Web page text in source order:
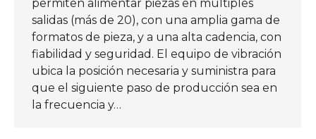
permiten alimentar piezas en múltiples
salidas (más de 20), con una amplia gama de
formatos de pieza, y a una alta cadencia, con
fiabilidad y seguridad. El equipo de vibración
ubica la posición necesaria y suministra para
que el siguiente paso de producción sea en
la frecuencia y…